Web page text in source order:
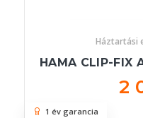
Háztartási
HAMA CLIP-FIX
2
1 év garancia